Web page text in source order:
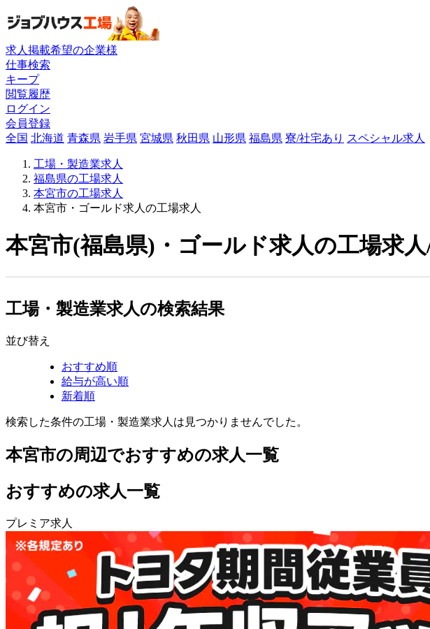
求人掲載希望の企業様
仕事検索
キープ
閲覧履歴
ログイン
会員登録
全国 北海道 青森県 岩手県 宮城県 秋田県 山形県 福島県 寮/社宅あり スペシャル求人
工場・製造業求人
福島県の工場求人
本宮市の工場求人
本宮市・ゴールド求人の工場求人
本宮市(福島県)・ゴールド求人の工場求
工場・製造業求人の検索結果
並び替え
おすすめ順
給与が高い順
新着順
検索した条件の工場・製造業求人は見つかりませんでした。
本宮市の周辺でおすすめの求人一覧
おすすめの求人一覧
プレミア求人